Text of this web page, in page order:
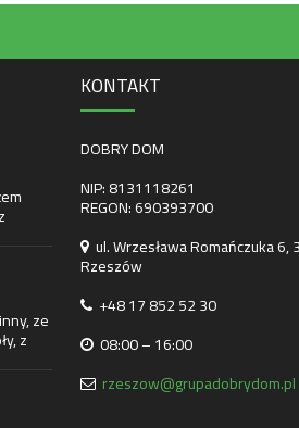
ze
z
KONTAKT
DOBRY DOM
NIP: 8131118261
REGON: 690393700
ul. Wrzesława Romańczuka
Rzeszów
+48 17 852 52 30
08:00 – 16:00
rzeszow@grupadobrydom.pl